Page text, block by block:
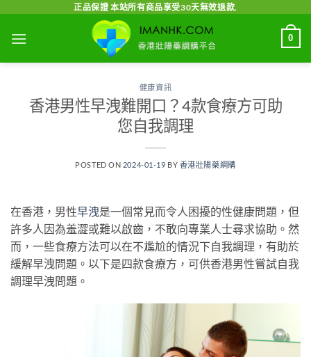
content
正品保證 本站所有商品享受30天無效退款.
0
健康資訊
香港男性早洩難開口？4款食療方可助
您自我調理
POSTED ON 2024-01-19 BY 香港壯陽藥網購
在香港，男性早洩是一個常見而令人困擾的性健康問題，但
許多人因為羞澀或難以啟齒，不敢向專業人士尋求協助。然
而，一些食療方法可以在不尷尬的情況下自我調理，有助於
緩解早洩問題。以下是四款食療方，可供香港男性嘗試自我
調理早洩問題。